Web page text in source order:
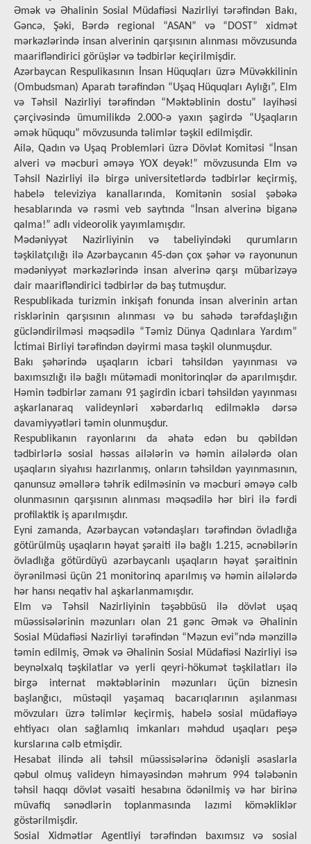
Əmək və Əhalinin Sosial Müdafiəsi Nazirliyi tərəfindən Bakı,
Gəncə, Şəki, Bərdə regional “ASAN” və “DOST” xidmət
mərkəzlərində insan alverinin qarşısının alınması mövzusunda
maarifləndirici görüşlər və tədbirlər keçirilmişdir.
Azərbaycan Respulikasının İnsan Hüquqları üzrə Müvəkkilinin
(Ombudsman) Aparatı tərəfindən “Uşaq Hüquqları Aylığı”, Elm
və Təhsil Nazirliyi tərəfindən “Məktəblinin dostu” layihəsi
çərçivəsində ümumilikdə 2.000-ə yaxın şagirdə “Uşaqların
əmək hüququ” mövzusunda təlimlər təşkil edilmişdir.
Ailə, Qadın və Uşaq Problemləri üzrə Dövlət Komitəsi “İnsan
alveri və məcburi əməyə YOX deyək!” mövzusunda Elm və
Təhsil Nazirliyi ilə birgə universitetlərdə tədbirlər keçirmiş,
habelə televiziya kanallarında, Komitənin sosial şəbəkə
hesablarında və rəsmi veb saytında “İnsan alverinə biganə
qalma!” adlı videorolik yayımlamışdır.
Mədəniyyət Nazirliyinin və tabeliyindəki qurumların
təşkilatçılığı ilə Azərbaycanın 45-dən çox şəhər və rayonunun
mədəniyyət mərkəzlərində insan alverinə qarşı mübarizəyə
dair maarifləndirici tədbirlər də baş tutmuşdur.
Respublikada turizmin inkişafı fonunda insan alverinin artan
risklərinin qarşısının alınması və bu sahədə tərəfdaşlığın
gücləndirilməsi məqsədilə “Təmiz Dünya Qadınlara Yardım”
İctimai Birliyi tərəfindən dəyirmi masa təşkil olunmuşdur.
Bakı şəhərində uşaqların icbari təhsildən yayınması və
baxımsızlığı ilə bağlı mütəmadi monitorinqlər də aparılmışdır.
Həmin tədbirlər zamanı 91 şagirdin icbari təhsildən yayınması
aşkarlanaraq valideynləri xəbərdarlıq edilməklə dərsə
davamiyyətləri təmin olunmuşdur.
Respublikanın rayonlarını da əhatə edən bu qəbildən
tədbirlərlə sosial həssas ailələrin və həmin ailələrdə olan
uşaqların siyahısı hazırlanmış, onların təhsildən yayınmasının,
qanunsuz əməllərə təhrik edilməsinin və məcburi əməyə cəlb
olunmasının qarşısının alınması məqsədilə hər biri ilə fərdi
profilaktik iş aparılmışdır.
Eyni zamanda, Azərbaycan vətəndaşları tərəfindən övladlığa
götürülmüş uşaqların həyat şəraiti ilə bağlı 1.215, əcnəbilərin
övladlığa götürdüyü azərbaycanlı uşaqların həyat şəraitinin
öyrənilməsi üçün 21 monitorinq aparılmış və həmin ailələrdə
hər hansı neqativ hal aşkarlanmamışdır.
Elm və Təhsil Nazirliyinin təşəbbüsü ilə dövlət uşaq
müəssisələrinin məzunları olan 21 gənc Əmək və Əhalinin
Sosial Müdafiəsi Nazirliyi tərəfindən “Məzun evi”ndə mənzillə
təmin edilmiş, Əmək və Əhalinin Sosial Müdafiəsi Nazirliyi isə
beynəlxalq təşkilatlar və yerli qeyri-hökumət təşkilatları ilə
birgə internat məktəblərinin məzunları üçün biznesin
başlanğıcı, müstəqil yaşamaq bacarıqlarının aşılanması
mövzuları üzrə təlimlər keçirmiş, habelə sosial müdafiəyə
ehtiyacı olan sağlamlıq imkanları məhdud uşaqları peşə
kurslarına cəlb etmişdir.
Hesabat ilində ali təhsil müəssisələrinə ödənişli əsaslarla
qəbul olmuş valideyn himayəsindən məhrum 994 tələbənin
təhsil haqqı dövlət vəsaiti hesabına ödənilmiş və hər birinə
müvafiq sənədlərin toplanmasında lazımi köməkliklər
göstərilmişdir.
Sosial Xidmətlər Agentliyi tərəfindən baxımsız və sosial